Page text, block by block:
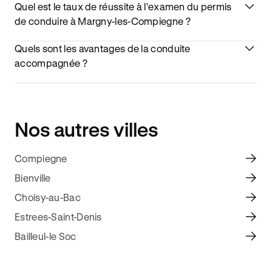
Quel est le taux de réussite à l'examen du permis
de conduire à Margny-les-Compiegne ?
Quels sont les avantages de la conduite
accompagnée ?
Nos autres villes
Compiegne
Bienville
Choisy-au-Bac
Estrees-Saint-Denis
Bailleul-le Soc